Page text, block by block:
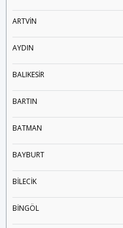
ARTVİN
AYDIN
BALIKESİR
BARTIN
BATMAN
BAYBURT
BİLECİK
BİNGÖL